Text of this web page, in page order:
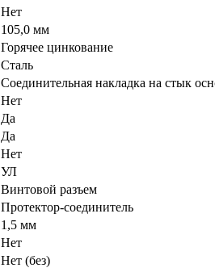
Нет
105,0 мм
Горячее цинкование
Сталь
Соединительная накладка на стык
Нет
Да
Да
Нет
УЛ
Винтовой разъем
Протектор-соединитель
1,5 мм
Нет
Нет (без)